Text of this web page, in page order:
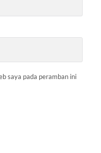
saya pada peramban ini